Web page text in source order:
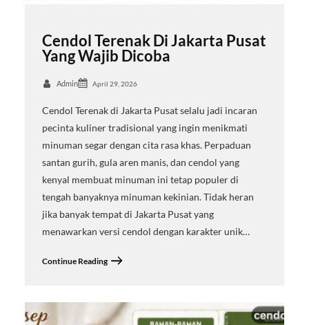
Cendol Terenak Di Jakarta Pusat
Yang Wajib Dicoba
Admin April 29, 2026
Cendol Terenak di Jakarta Pusat selalu jadi incaran
pecinta kuliner tradisional yang ingin menikmati
minuman segar dengan cita rasa khas. Perpaduan
santan gurih, gula aren manis, dan cendol yang
kenyal membuat minuman ini tetap populer di
tengah banyaknya minuman kekinian. Tidak heran
jika banyak tempat di Jakarta Pusat yang
menawarkan versi cendol dengan karakter unik…
Continue Reading